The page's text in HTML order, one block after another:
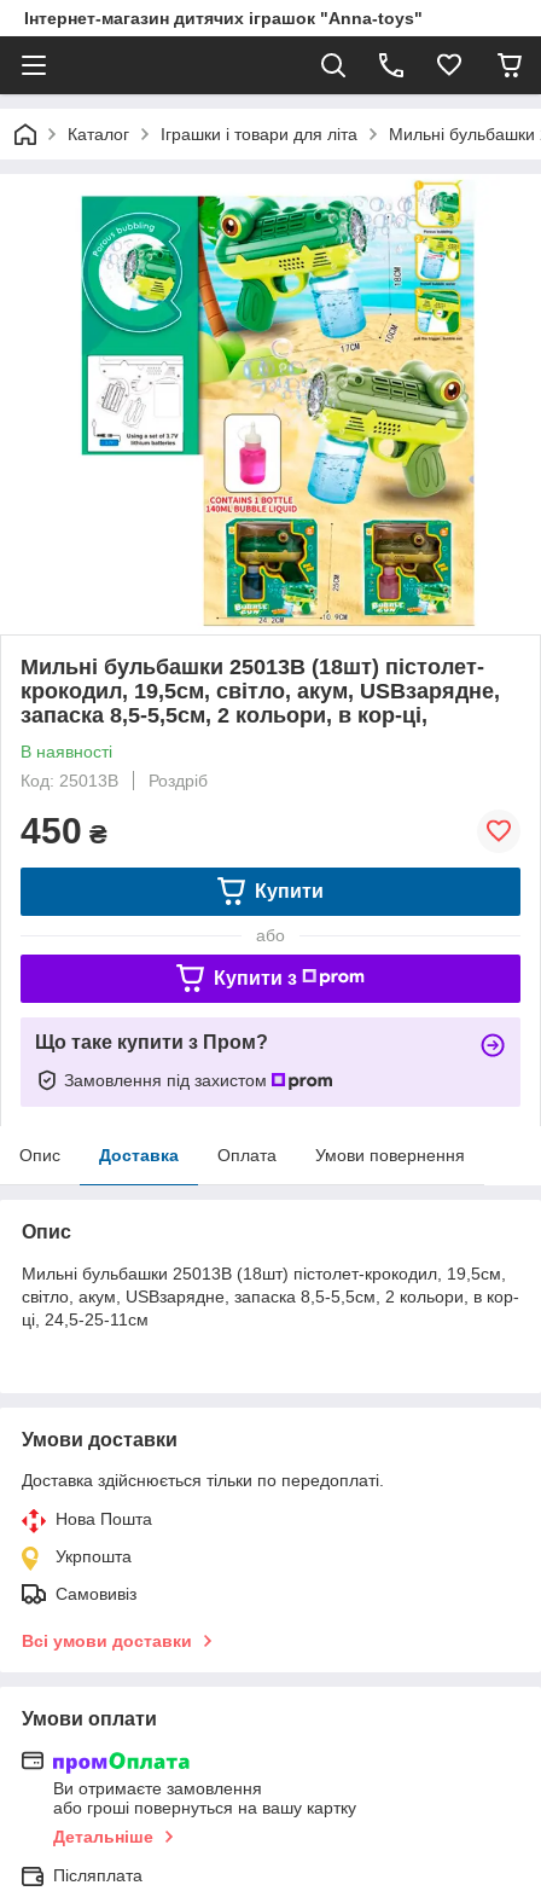
Інтернет-магазин дитячих іграшок "Anna-toys"
Каталог Іграшки і товари для літа Мильні бульбашки
Мильні бульбашки 25013B (18шт) пістолет-
крокодил, 19,5см, світло, акум, USBзарядне,
запаска 8,5-5,5см, 2 кольори, в кор-ці,
В наявності
Код: 25013B
Роздріб
450 ₴
Купити
або
Купити з
Що таке купити з Пром?
Замовлення під захистом
Опис Доставка Оплата Умови повернення
Опис
Мильні бульбашки 25013B (18шт) пістолет-крокодил, 19,5см,
світло, акум, USBзарядне, запаска 8,5-5,5см, 2 кольори, в кор-
ці, 24,5-25-11см
Умови доставки
Доставка здійснюється тільки по передоплаті.
Нова Пошта
Укрпошта
Самовивіз
Всі умови доставки
Умови оплати
Ви отримаєте замовлення
або гроші повернуться на вашу картку
Детальніше
Післяплата